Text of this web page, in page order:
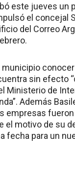
este jueves un
el concejal
del Correo
municipio
sin efecto
Ministerio de
Además
empresas
el motivo de su
fecha para un